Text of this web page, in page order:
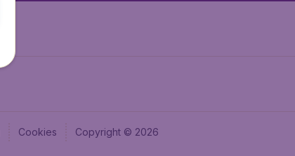
Cookies Copyright © 2026